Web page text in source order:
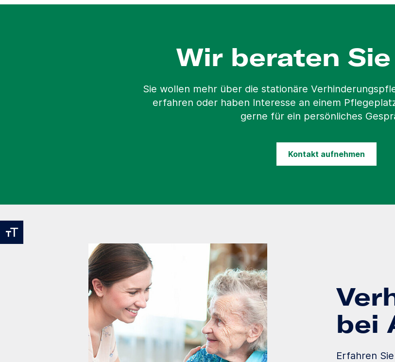
Wir beraten
Sie wollen mehr über die stationäre
erfahren oder haben Interesse an einem
gerne für ein persönliches
Kontakt aufnehmen
bei
Erfahren